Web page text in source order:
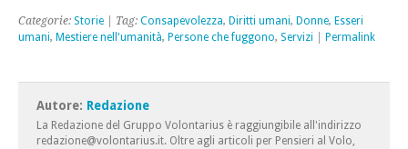
Categorie: Storie | Tag: Consapevolezza, Diritti umani, Donne, Esseri
umani, Mestiere nell'umanità, Persone che fuggono, Servizi Permalink
Autore: Redazione
La Redazione del Gruppo Volontarius è raggiungibile all'indirizzo
redazione@volontarius.it. Oltre agli articoli per Pensieri al Volo,